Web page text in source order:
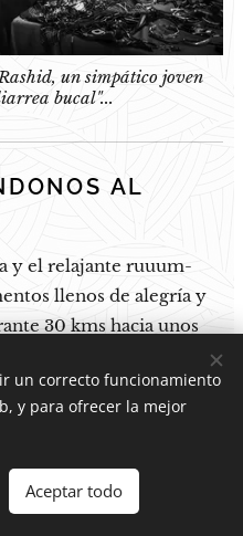
un simpático joven
bucal"...
AL
y el relajante ruuum-
llenos de alegría y
30 kms hacia unos
antes del desierto.
nos deposita en la cima
Después, otros 30
nos llevarán hasta el
de Tagounite. Ya lo
un correcto funcionamiento
y para ofrecer la mejor
Aceptar todo